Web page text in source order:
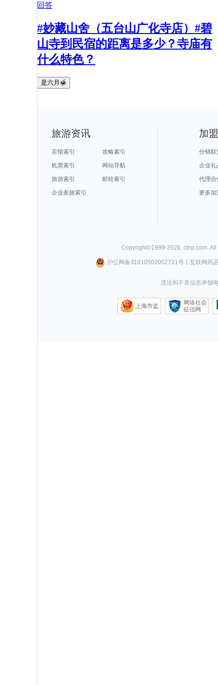
回答
#妙藏山舍（五台山广化寺店）#碧
山寺到民宿的距离是多少？寺庙有
什么特色？
是六月🍯
旅游资讯
宾馆索引
攻略索引
机票索引
网站导航
旅游索引
邮轮索引
企业差旅索引
加
分销联
企业礼
代理合
更多加
Copyright©1999-2026 ctrip.com .
沪公网备31010502002731号丨 互联网药
违法和不良信息举报
上海市监
网络社会
征信网